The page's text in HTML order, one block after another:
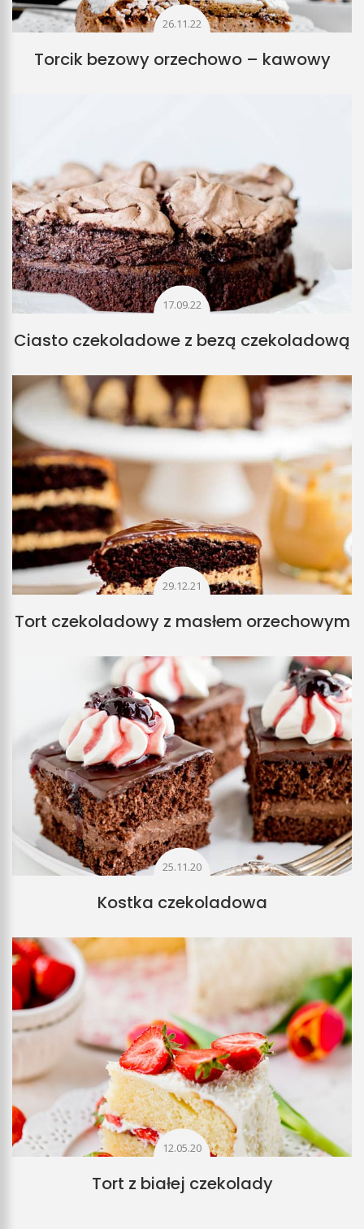
26.11.22
Torcik bezowy orzechowo – kawowy
17.09.22
Ciasto czekoladowe z bezą czekoladową
29.12.21
Tort czekoladowy z masłem orzechowym
25.11.20
Kostka czekoladowa
12.05.20
Tort z białej czekolady